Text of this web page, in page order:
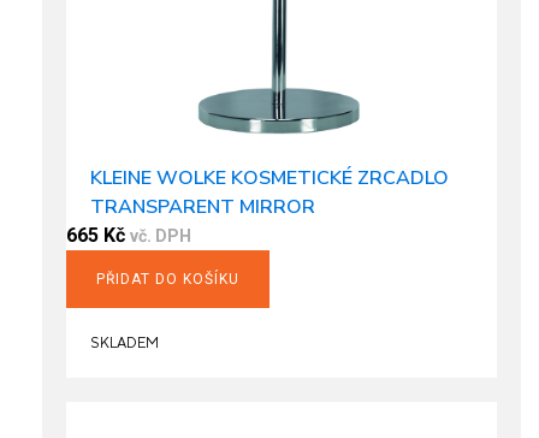
KLEINE WOLKE KOSMETICKÉ ZRCADLO
TRANSPARENT MIRROR
665 Kč vč. DPH
PŘIDAT DO KOŠÍKU
SKLADEM